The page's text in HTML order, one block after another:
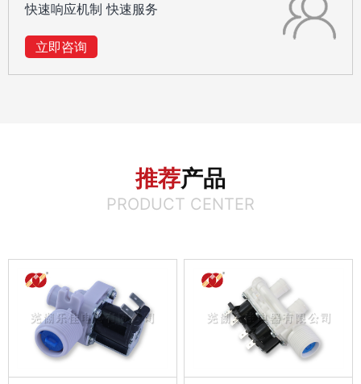
快速响应机制 快速服务
立即咨询
推荐产品
PRODUCT CENTER